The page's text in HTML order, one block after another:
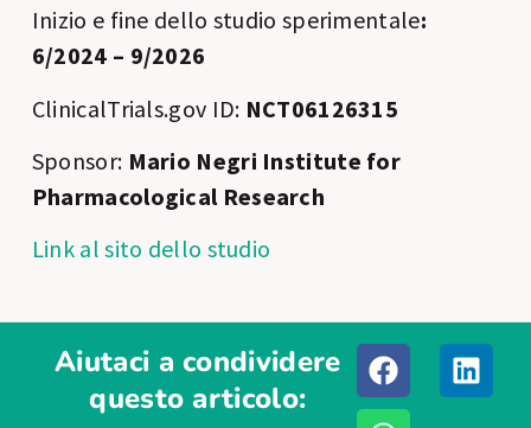
Inizio e fine dello studio sperimentale:
6/2024 – 9/2026
ClinicalTrials.gov ID: NCT06126315
Sponsor: Mario Negri Institute for
Pharmacological Research
Link al sito dello studio
Aiutaci a condividere
questo articolo: